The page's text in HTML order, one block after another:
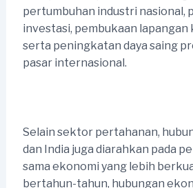
pertumbuhan industri nasional,
investasi, pembukaan
serta peningkatan daya saing
pasar internasional.
Selain sektor pertahanan,
dan India juga diarahkan pada
sama ekonomi yang lebih
bertahun-tahun, hubungan